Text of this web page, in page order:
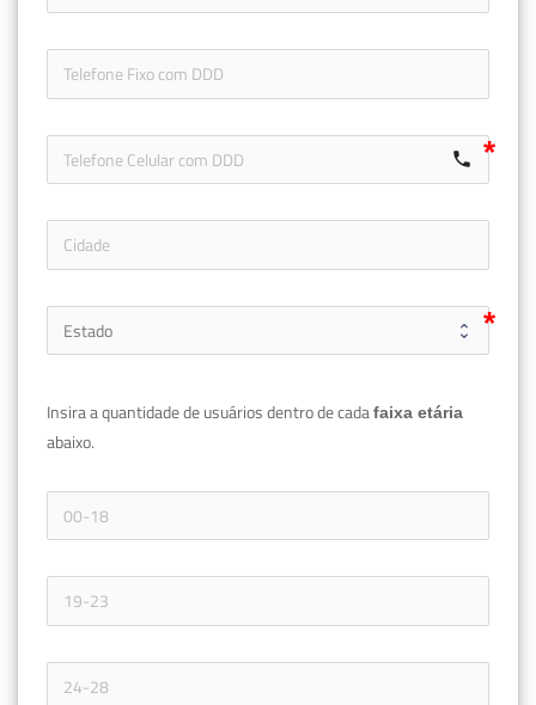
call
Insira a quantidade de usuários dentro de cada
abaixo.